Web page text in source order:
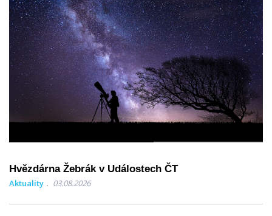
Hvězdárna Žebrák v Událostech ČT
Aktuality 03.08.2026